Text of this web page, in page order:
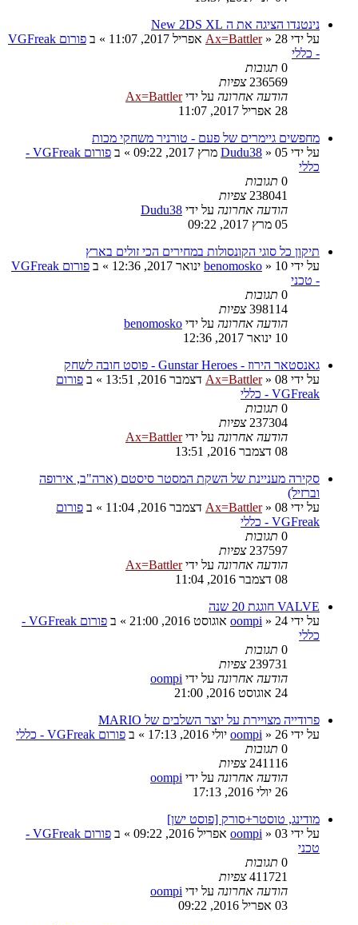
נינטנדו הציגה את ה New 2DS XL
על ידי
Ax=Battler» 28 אפריל 2017, 11:07 » ב
פורום VGFreak
- כללי
0 תגובות
236569 צפיות
הודעה אחרונה על ידיAx=Battler
28 אפריל 2017, 11:07
מחפשים גיימרים של פעם - טורניר משחקי מכות
על ידי
Dudu38 » 05 מרץ 2017, 09:22 » ב
פורום VGFreak -
כללי
0 תגובות
238041 צפיות
הודעה אחרונה על ידי Dudu38
05 מרץ 2017, 09:22
תיקון כל סוגי הקונסולות במחירים הכי זולים בארץ
על ידי
benomosko » 10 ינואר 2017, 12:36 » ב
פורום VGFreak
- טכני
0 תגובות
398114 צפיות
הודעה אחרונה על ידי benomosko
10 ינואר 2017, 12:36
גאנסטאר הירוז - Gunstar Heroes - פוסט חובה לשחק
על ידי
Ax=Battler» 08 דצמבר 2016, 13:51 » ב פורום
VGFreak - כללי
0 תגובות
237304 צפיות
הודעה אחרונה על ידיAx=Battler
08 דצמבר 2016, 13:51
סקירה מעניינת של השקת המסטר סיסטם (ארה"ב, אירופה
וברזיל)
על ידי
Ax=Battler» 08 דצמבר 2016, 11:04 » ב פורום
VGFreak - כללי
0 תגובות
237597 צפיות
הודעה אחרונה על ידיAx=Battler
08 דצמבר 2016, 11:04
VALVE חוגגת 20 שנה
על ידי
oompi » 24 אוגוסט 2016, 21:00 » ב
פורום VGFreak -
כללי
0 תגובות
239731 צפיות
הודעה אחרונה על ידי oompi
24 אוגוסט 2016, 21:00
פרודייה מצויירת על יוצר השלבים של MARIO
על ידי
oompi » 26 יולי 2016, 17:13 » ב פורום VGFreak - כללי
0 תגובות
241116 צפיות
הודעה אחרונה על ידי oompi
26 יולי 2016, 17:13
מודינג, טוסטר+סורק [פוסט ישן]
על ידי
oompi » 03 אפריל 2016, 09:22 » ב
פורום VGFreak -
טכני
0 תגובות
411721 צפיות
הודעה אחרונה על ידי oompi
03 אפריל 2016, 09:22